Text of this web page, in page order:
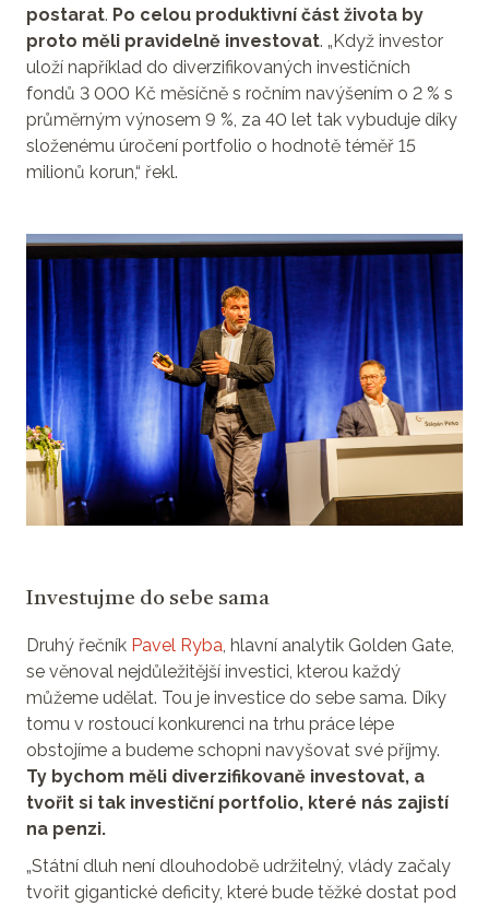
postarat. Po celou produktivní část života by
proto měli pravidelně investovat. „Když investor
uloží například do diverzifikovaných investičních
fondů 3 000 Kč měsíčně s ročním navýšením o 2 % s
průměrným výnosem 9 %, za 40 let tak vybuduje díky
složenému úročení portfolio o hodnotě téměř 15
milionů korun,“ řekl.
Investujme do sebe sama
Druhý řečník Pavel Ryba, hlavní analytik Golden Gate,
se věnoval nejdůležitější investici, kterou každý
můžeme udělat. Tou je investice do sebe sama. Díky
tomu v rostoucí konkurenci na trhu práce lépe
obstojíme a budeme schopni navyšovat své příjmy.
Ty bychom měli diverzifikovaně investovat, a
tvořit si tak investiční portfolio, které nás zajistí
na penzi.
„Státní dluh není dlouhodobě udržitelný, vlády začaly
tvořit gigantické deficity, které bude těžké dostat pod